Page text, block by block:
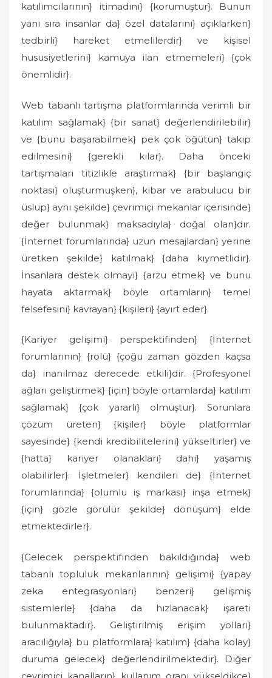
katılımcılarının} itimadını} {korumuştur}. Bunun
yanı sıra insanlar da} özel datalarını} açıklarken}
tedbirli} hareket etmelilerdir} ve kişisel
hususiyetlerini} kamuya ilan etmemeleri} {çok
önemlidir}.
Web tabanlı tartışma platformlarında verimli bir
katılım sağlamak} {bir sanat} değerlendirilebilir}
ve {bunu başarabilmek} pek çok öğütün} takip
edilmesini} {gerekli kılar}. Daha önceki
tartışmaları titizlikle araştırmak} {bir başlangıç
noktası} oluşturmuşken}, kibar ve arabulucu bir
üslup} aynı şekilde} çevrimiçi mekanlar içerisinde}
değer bulunmak} maksadıyla} doğal olan}dır.
{İnternet forumlarında} uzun mesajlardan} yerine
üretken şekilde} katılmak} {daha kıymetlidir}.
İnsanlara destek olmayı} {arzu etmek} ve bunu
hayata aktarmak} böyle ortamların} temel
felsefesini} kavrayan} {kişileri} {ayırt eder}.
{Kariyer gelişimi} perspektifinden} {İnternet
forumlarının} {rolü} {çoğu zaman gözden kaçsa
da} inanılmaz derecede etkili}dir. {Profesyonel
ağları geliştirmek} {için} böyle ortamlarda} katılım
sağlamak} {çok yararlı} olmuştur}. Sorunlara
çözüm üreten} {kişiler} böyle platformlar
sayesinde} {kendi kredibilitelerini} yükseltirler} ve
{hatta} kariyer olanakları} dahi} yaşamış
olabilirler}. İşletmeler} kendileri de} {İnternet
forumlarında} {olumlu iş markası} inşa etmek}
{için} gözle görülür şekilde} dönüşüm} elde
etmektedirler}.
{Gelecek perspektifinden bakıldığında} web
tabanlı topluluk mekanlarının} gelişimi} {yapay
zeka entegrasyonları} benzeri} gelişmiş
sistemlerle} {daha da hızlanacak} işareti
bulunmaktadır}. Geliştirilmiş erişim yolları}
aracılığıyla} bu platformlara} katılım} {daha kolay}
duruma gelecek} değerlendirilmektedir}. Diğer
çevrimiçi kanalların} kullanım oranı yükseldikçe}